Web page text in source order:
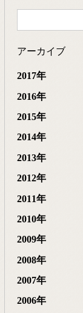
アーカイブ
2017年
2016年
2015年
2014年
2013年
2012年
2011年
2010年
2009年
2008年
2007年
2006年